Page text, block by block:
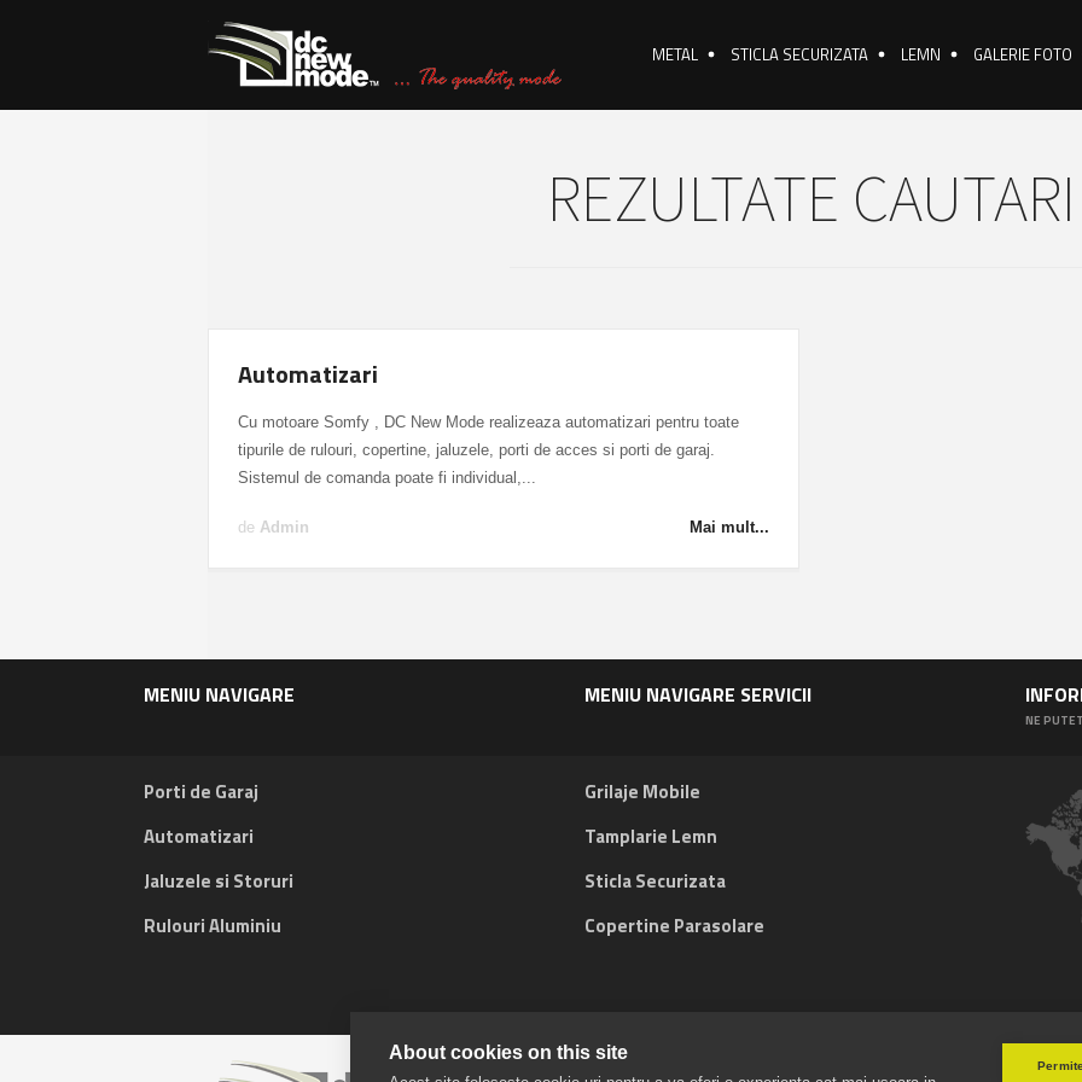
METAL STICLA SECURIZATA LEMN GALERIE FOTO
REZULTATE CAUTARI
Automatizari
Cu motoare Somfy , DC New Mode realizeaza automatizari pentru toate
tipurile de rulouri, copertine, jaluzele, porti de acces si porti de garaj.
Sistemul de comanda poate fi individual,...
de Admin Mai mult...
MENIU NAVIGARE
Porti de Garaj
Automatizari
Jaluzele si Storuri
Rulouri Aluminiu
MENIU NAVIGARE SERVICII
Grilaje Mobile
Tamplarie Lemn
Sticla Securizata
Copertine Parasolare
NE
About cookies on this site